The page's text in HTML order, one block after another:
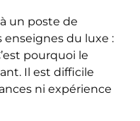
un poste de
du luxe :
pourquoi le
Il est difficile
ni expérience